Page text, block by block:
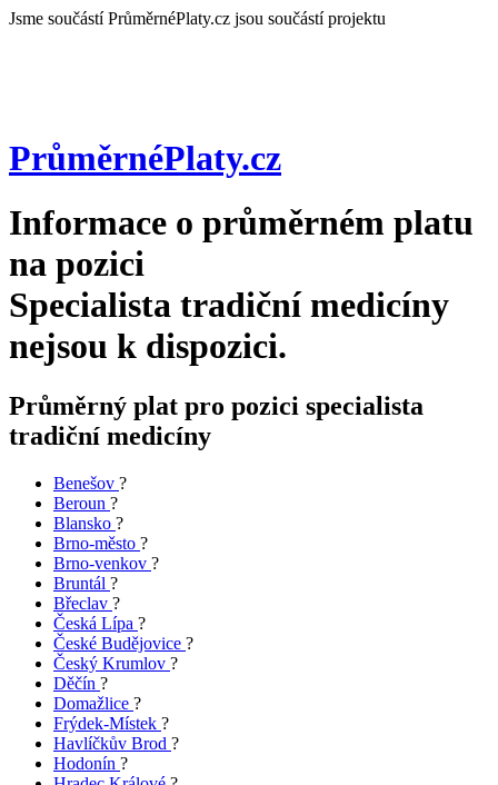
Jsme součástí PrůměrnéPlaty.cz jsou součástí projektu
PrůměrnéPlaty.cz
Informace o průměrném platu
na pozici
Specialista tradiční medicíny
nejsou k dispozici.
Průměrný plat pro pozici specialista
tradiční medicíny
Benešov ?
Beroun ?
Blansko ?
Brno-město ?
Brno-venkov ?
Bruntál ?
Břeclav ?
Česká Lípa ?
České Budějovice ?
Český Krumlov ?
Děčín ?
Domažlice ?
Frýdek-Místek ?
Havlíčkův Brod ?
Hodonín ?